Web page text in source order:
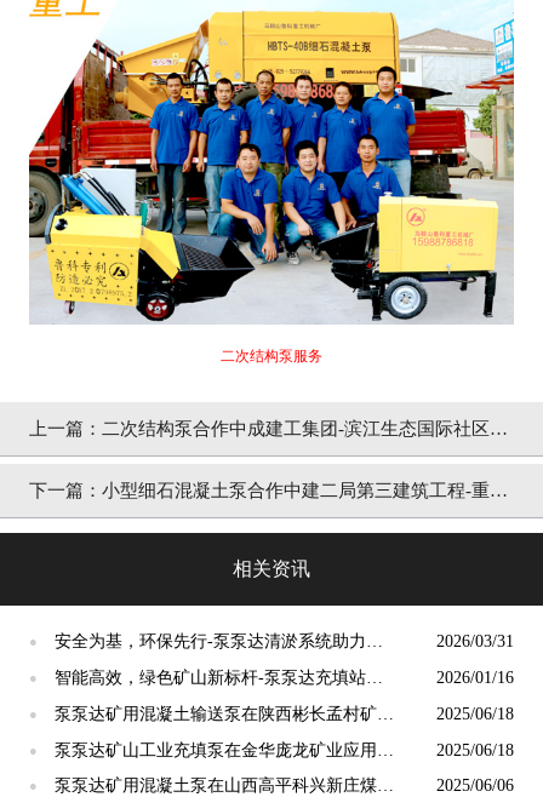
二次结构泵服务
上一篇：二次结构泵合作中成建工集团-滨江生态国际社区商
品住宅
下一篇：小型细石混凝土泵合作中建二局第三建筑工程-重庆
相关资讯
●
安全为基，环保先行-泵泵达清淤系统助力赵
石畔矿业打造绿色安全矿井[泵泵达]
2026/03/31
●
智能高效，绿色矿山新标杆-泵泵达充填站成
功交付江山华莹矿业[泵泵达]
2026/01/16
●
泵泵达矿用混凝土输送泵在陕西彬长孟村矿业
应用实例[泵泵达]
2025/06/18
●
泵泵达矿山工业充填泵在金华庞龙矿业应用的
案例展示[泵泵达]
2025/06/18
●
泵泵达矿用混凝土泵在山西高平科兴新庄煤业
2025/06/06